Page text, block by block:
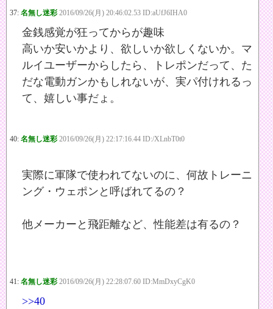
37: 名無し迷彩 2016/09/26(月) 20:46:02.53 ID:aUfJ6IHA0
金銭感覚が狂ってからが趣味
高いか安いかより、欲しいか欲しくないか。マ
ルイユーザーからしたら、トレポンだって、た
だな電動ガンかもしれないが、実パ付けれるっ
て、嬉しい事だょ。
40: 名無し迷彩 2016/09/26(月) 22:17:16.44 ID:/XLnbT0t0
実際に軍隊で使われてないのに、何故トレーニ
ング・ウェポンと呼ばれてるの？
他メーカーと飛距離など、性能差は有るの？
41: 名無し迷彩 2016/09/26(月) 22:28:07.60 ID:MmDxyCgK0
>>40